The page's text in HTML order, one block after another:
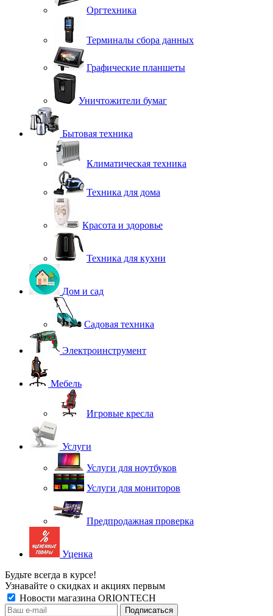
Оргтехника
Терминалы сбора данных
Графические планшеты
Уничтожители бумаг
Бытовая техника
Климатическая техника
Техника для дома
Красота и здоровье
Техника для кухни
Дом и сад
Садовая техника
Электроинструмент
Мебель
Игровые кресла
Услуги
Услуги для ноутбуков
Услуги для мониторов
Предпродажная проверка
Уценка
Будьте всегда в курсе!
Узнавайте о скидках и акциях первым
Новости магазина ORIONTECH